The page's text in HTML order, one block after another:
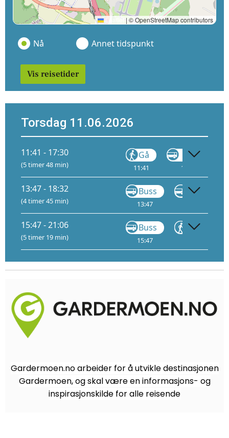
Leaflet | © OpenStreetMap contributors
Nå Annet tidspunkt
Vis reisetider
Torsdag 11.06.2026
11:41 - 17:30
(5 timer 48 min)
Gå
11:41
VY146
11:56
13:47 - 18:32
(4 timer 45 min)
Buss
13:47
VY710
15:47 - 21:06
(5 timer 19 min)
Buss
15:47
Gå
Gardermoen.no arbeider for å utvikle destinasjonen
Gardermoen, og skal være en informasjons- og
inspirasjonskilde for alle reisende